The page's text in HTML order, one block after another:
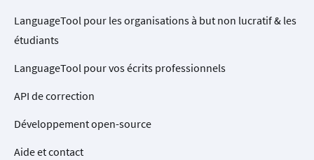
LanguageTool pour les organisations à but non lucratif & les
étudiants
LanguageTool pour vos écrits professionnels
API de correction
Développement open-source
Aide et contact